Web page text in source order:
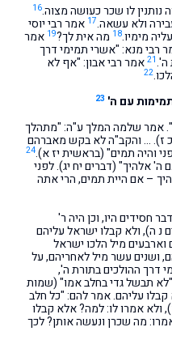
נותנין לו שכר כעושה מצוה.16
ולא עשאה.17 אמר רבי יוסי
מימיו.18 מה אית לך?19 אמר
רבי מנא: "אשרי תמימי דרך
ה'.21 אמר רבי אבון: "אף לא
22
עם ה' 23
". אמר שלמה המלך ע"ה: "מתהלך
כ ז). … והקב"ה לא בקש מאברהם
והיה תמים" (בראשית יז א).24
אלהיך" (דברים יח יג). לפני
– אם היית תמים, הרי אתה
חסידים היו, וכן היה ר'
נ ה), ולא קבלו ישראל עליהם
מיל הלכו ישראל
ושנים עשר מיל לאחריהם, על
דרך ההולכים בתורת ה',
תבשל גדי בחלב אמו" (שמות
עליהם. אמר להם: "כל חלב
ולא אמרו לו: למה? אלא קבלו
מה שכרן ונעשה אותן? לכך